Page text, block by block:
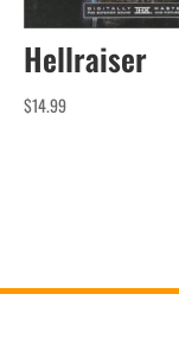
Hellraiser
$14.99